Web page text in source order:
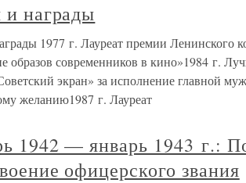
и награды
1977 г. Лауреат премии Ленинского
образов современников в кино»1984 г.
экран» за исполнение главной
желанию1987 г. Лауреат
1942 — январь 1943 г.:
офицерского звания